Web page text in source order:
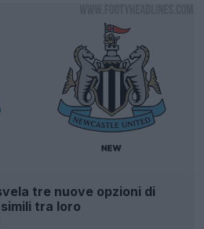
tre nuove opzioni di
tra loro